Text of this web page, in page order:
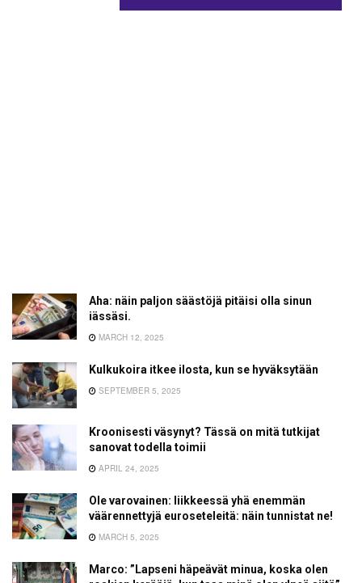
Aha: näin paljon säästöjä pitäisi olla sinun
iässäsi.
MARCH 12, 2025
Kulkukoira itkee ilosta, kun se hyväksytään
SEPTEMBER 5, 2025
Kroonisesti väsynyt? Tässä on mitä tutkijat
sanovat todella toimii
APRIL 24, 2025
Ole varovainen: liikkeessä yhä enemmän
väärennettyjä euroseteleitä: näin tunnistat ne!
MARCH 5, 2025
Marco: ”Lapseni häpeävät minua, koska olen